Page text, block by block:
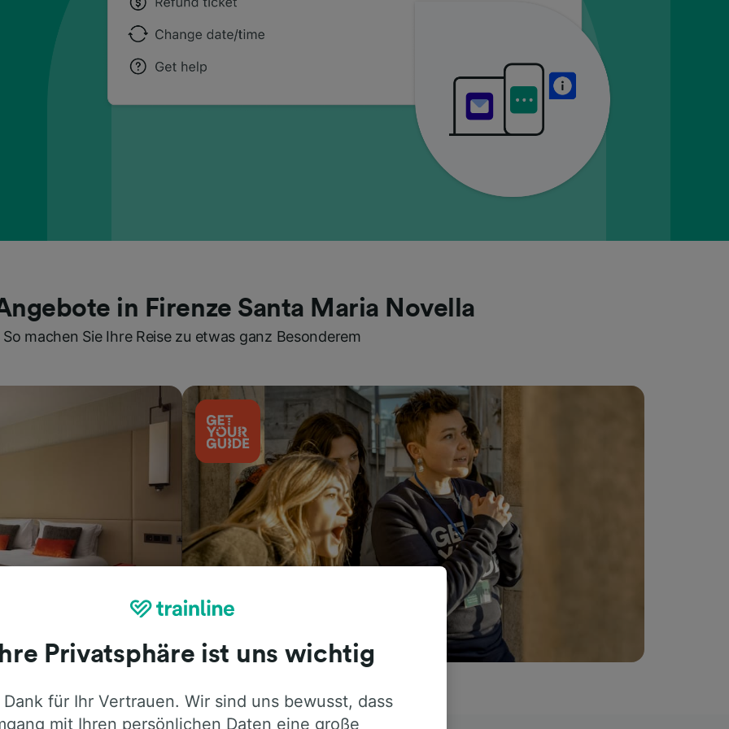
in Firenze Santa Maria Novella
So machen Sie Ihre Reise zu etwas ganz Besonderem
Ihre Privatsphäre ist uns wichtig
für Ihr Vertrauen. Wir sind uns bewusst, dass
mit Ihren persönlichen Daten eine große